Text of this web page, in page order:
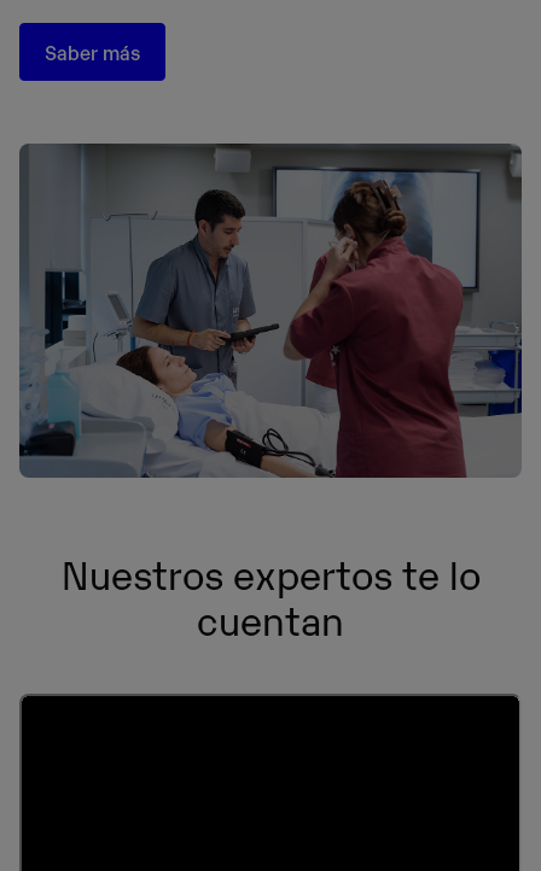
Saber más
Nuestros expertos te lo
cuentan